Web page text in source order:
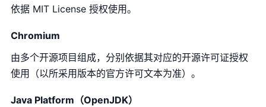
依据 MIT License 授权使用。
Chromium
由多个开源项目组成，分别依据其对应的开源许可证授权
使用（以所采用版本的官方许可文本为准）。
Java Platform（OpenJDK）